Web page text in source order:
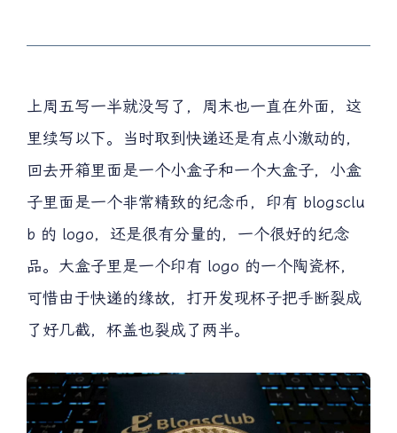
上周五写一半就没写了，周末也一直在外面，这
里续写以下。当时取到快递还是有点小激动的，
回去开箱里面是一个小盒子和一个大盒子，小盒
子里面是一个非常精致的纪念币，印有 blogsclu
b 的 logo，还是很有分量的，一个很好的纪念
品。大盒子里是一个印有 logo 的一个陶瓷杯，
可惜由于快递的缘故，打开发现杯子把手断裂成
了好几截，杯盖也裂成了两半。